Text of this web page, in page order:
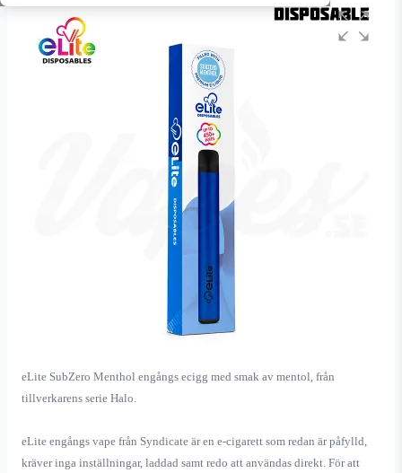
eLite SubZero Menthol engångs ecigg med smak av mentol, från
tillverkarens serie Halo.
eLite engångs vape från Syndicate är en e-cigarett som redan är påfylld,
kräver inga inställningar, laddad samt redo att användas direkt. För att